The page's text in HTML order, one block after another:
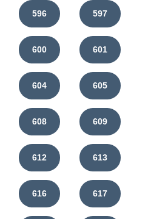
596 597
600 601
604 605
608 609
612 613
616 617